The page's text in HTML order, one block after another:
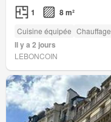
1 8 m²
Cuisine équipée Chauffage
Il y a 2 jours
LEBONCOIN